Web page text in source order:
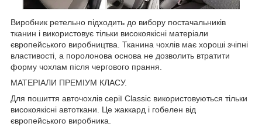
Виробник ретельно підходить до вибору постачальників
тканин і використовує тільки високоякісні матеріали
європейського виробництва. Тканина чохлів має хороші зчіпні
властивості, а поролонова основа не дозволить втратити
форму чохлам після чергового прання.
МАТЕРІАЛИ ПРЕМІУМ КЛАСУ.
Для пошиття авточохлів серії Classic використовуються тільки
високоякісні автоткани. Це жаккард і гобелен від
європейського виробника.